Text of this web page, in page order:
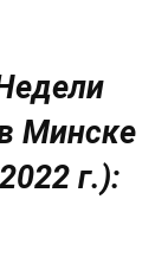
Минске
г.):